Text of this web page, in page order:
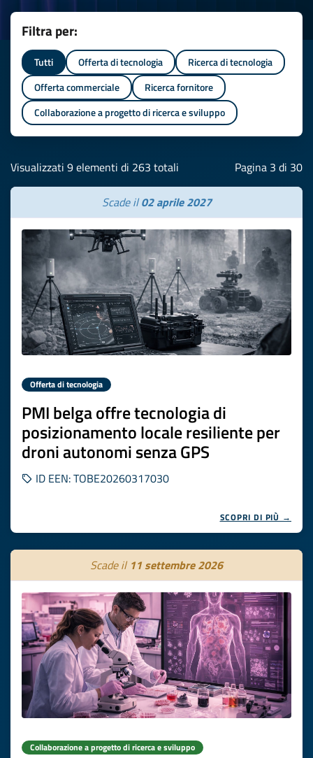
Filtra per:
Tutti Offerta di tecnologia
Ricerca di tecnologia
Offerta commerciale
Ricerca fornitore
Collaborazione a progetto di ricerca e sviluppo
Visualizzati 9 elementi di 263 totali Pagina 3 di 30
Scade il02 aprile 2027
Offerta di tecnologia
PMI belga offre tecnologia di
posizionamento locale resiliente per
droni autonomi senza GPS
ID EEN: TOBE20260317030
SCOPRI DI PIÙ →
Scade il 11 settembre 2026
Collaborazione a progetto di ricerca e sviluppo